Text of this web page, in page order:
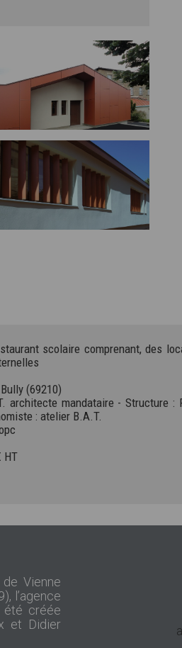
scolaire comprenant, des
(69210)
architecte mandataire - Structure
: atelier B.A.T.
HT
Vienne
l’agence
été créée
et Didier